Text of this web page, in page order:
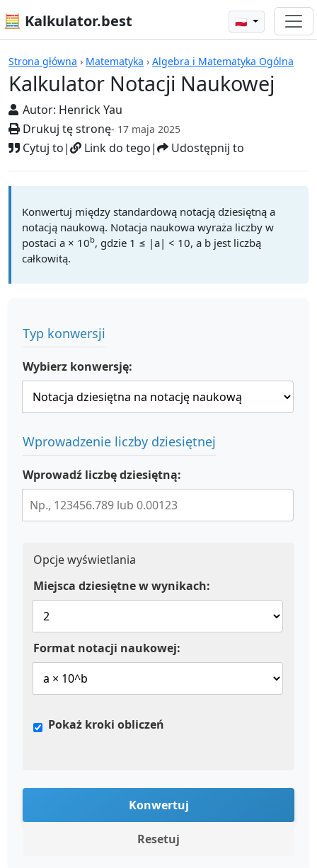
🧮 Kalkulator.best 🇵🇱
Strona główna › Matematyka › Algebra i Matematyka Ogólna
Kalkulator Notacji Naukowej
Autor: Henrick Yau
Drukuj tę stronę- 17 maja 2025
Cytuj to| Link do tego| Udostępnij to
Kalkulatory
Konwertuj między standardową notacją dziesiętną a
notacją naukową. Notacja naukowa wyraża liczby w
postaci a × 10b, gdzie 1 ≤ |a| < 10, a b jest liczbą
całkowitą.
Typ konwersji
Wybierz konwersję:
Wprowadzenie liczby dziesiętnej
Wprowadź liczbę dziesiętną:
Opcje wyświetlania
Miejsca dziesiętne w wynikach:
Format notacji naukowej:
Pokaż kroki obliczeń
Konwertuj
Resetuj